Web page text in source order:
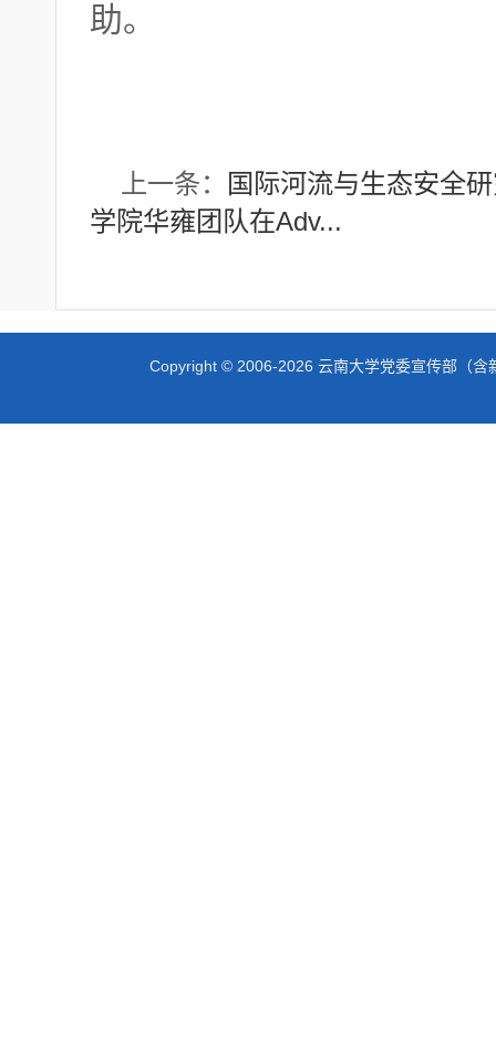
助。
上一条：
国际河流与生态安全
学院华雍团队在Adv...
Copyright © 2006-2026 云南大学党委宣传部（含